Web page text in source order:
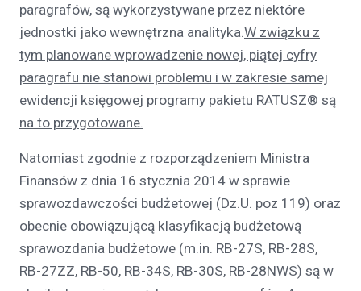
paragrafów, są wykorzystywane przez niektóre
jednostki jako wewnętrzna analityka. W związku z
tym planowane wprowadzenie nowej, piątej cyfry
paragrafu nie stanowi problemu i w zakresie samej
ewidencji księgowej programy pakietu RATUSZ® są
na to przygotowane.
Natomiast zgodnie z rozporządzeniem Ministra
Finansów z dnia 16 stycznia 2014 w sprawie
sprawozdawczości budżetowej (Dz.U. poz 119) oraz
obecnie obowiązującą klasyfikacją budżetową
sprawozdania budżetowe (m.in. RB-27S, RB-28S,
RB-27ZZ, RB-50, RB-34S, RB-30S, RB-28NWS) są w